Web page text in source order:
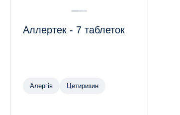
Аллертек - 7 таблеток
Алергія Цетиризин